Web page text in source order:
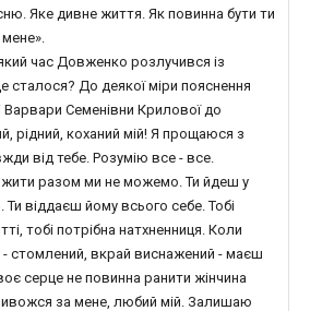
Яке дивне життя. Як повинна бути ти
час Довженко розлучився із
До деякої міри пояснення
Варвари Семенівни Крилової до
рідний, коханий мій! Я прощаюся з
від тебе. Розумію все - все.
разом ми не можемо. Ти йдеш у
віддаєш йому всього себе. Тобі
тобі потрібна натхненниця. Коли
стомлений, вкрай виснажений - маєш
серце не повинна ранити жінчина
за мене, любий мій. Залишаю